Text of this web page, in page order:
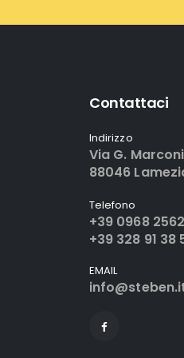
Contattaci
Indirizzo
Via G.
88046
Telefono
+39 0968
+39 328 91 38
EMAIL